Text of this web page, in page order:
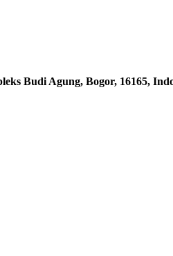
Budi Agung, Bogor, 16165,